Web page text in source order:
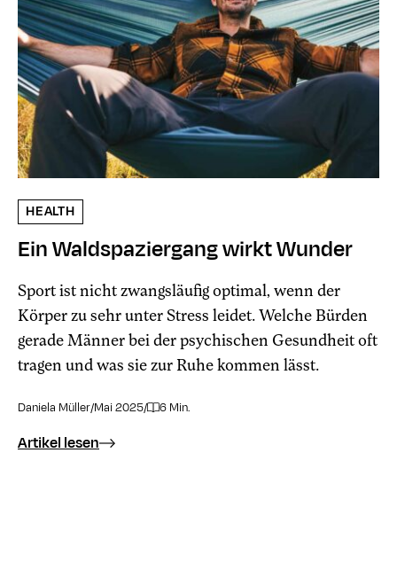
HEALTH
Ein Waldspaziergang wirkt Wunder
Sport ist nicht zwangsläufig optimal, wenn der
Körper zu sehr unter Stress leidet. Welche Bürden
gerade Männer bei der psychischen Gesundheit oft
tragen und was sie zur Ruhe kommen lässt.
Daniela Müller/Mai 2025/ 6 Min.
Artikel lesen